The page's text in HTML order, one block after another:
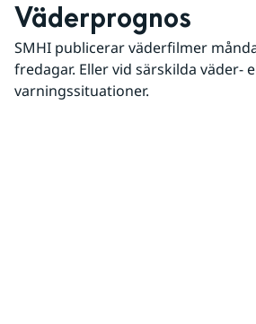
Väderprognos
SMHI publicerar väderfilmer
fredagar. Eller vid särskilda väder-
varningssituationer.